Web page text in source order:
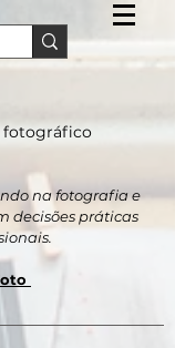
fotográfico
na fotografia e
decisões práticas